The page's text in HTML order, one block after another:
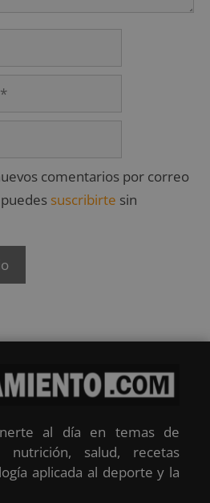
comentarios por correo
suscribirte sin
al día en temas de
nutrición, salud, recetas
aplicada al deporte y la